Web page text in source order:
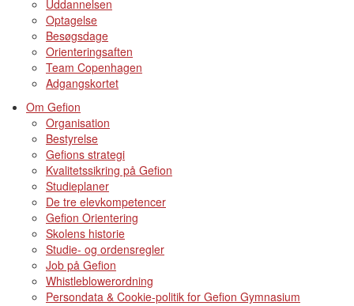
Uddannelsen
Optagelse
Besøgsdage
Orienteringsaften
Team Copenhagen
Adgangskortet
Om Gefion
Organisation
Bestyrelse
Gefions strategi
Kvalitetssikring på Gefion
Studieplaner
De tre elevkompetencer
Gefion Orientering
Skolens historie
Studie- og ordensregler
Job på Gefion
Whistleblowerordning
Persondata & Cookie-politik for Gefion Gymnasium